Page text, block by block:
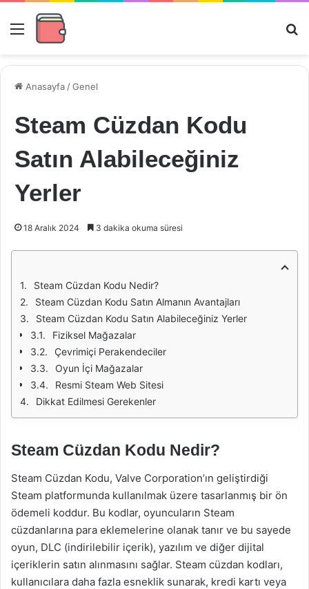
Menü
Anasayfa /Genel
Steam Cüzdan Kodu
Satın Alabileceğiniz
Yerler
18 Aralık 2024 3 dakika okuma süresi
Steam Cüzdan Kodu Nedir?
Steam Cüzdan Kodu Satın Almanın Avantajları
Steam Cüzdan Kodu Satın Alabileceğiniz Yerler
Fiziksel Mağazalar
Çevrimiçi Perakendeciler
Oyun İçi Mağazalar
Resmi Steam Web Sitesi
Dikkat Edilmesi Gerekenler
Steam Cüzdan Kodu Nedir?
Steam Cüzdan Kodu, Valve Corporation’ın geliştirdiği
Steam platformunda kullanılmak üzere tasarlanmış bir ön
ödemeli koddur. Bu kodlar, oyuncuların Steam
cüzdanlarına para eklemelerine olanak tanır ve bu sayede
oyun, DLC (indirilebilir içerik), yazılım ve diğer dijital
içeriklerin satın alınmasını sağlar. Steam cüzdan kodları,
kullanıcılara daha fazla esneklik sunarak, kredi kartı veya